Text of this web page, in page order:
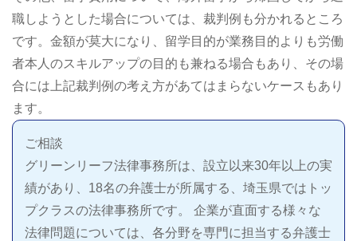
職しようとした場合については、裁判例も分かれるところ
です。金額が莫大になり、留学目的が業務目的よりも労働
者本人のスキルアップの目的も兼ねる場合もあり、その場
合には上記裁判例の考え方があてはまらないケースもあり
ます。
ご相談
グリーンリーフ法律事務所は、設立以来30年以上の実
績があり、18名の弁護士が所属する、埼玉県ではトッ
プクラスの法律事務所です。 企業が直面する様々な
法律問題については、各分野を専門に担当する弁護士